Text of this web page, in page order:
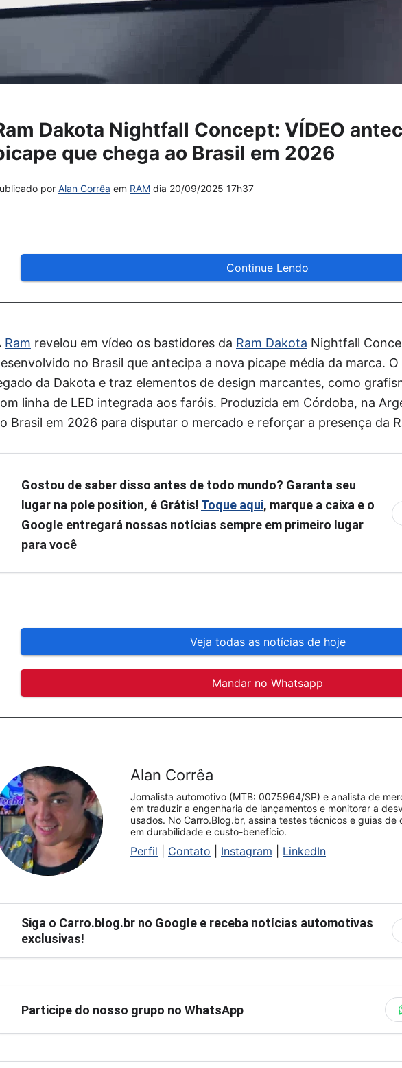
Dakota Nightfall Concept: VÍDEO
que chega ao Brasil em 2026
por Alan Corrêa em RAM dia 20/09/2025 17h37
Continue Lendo
Ram revelou em vídeo os bastidores da Ram Dakota Nightfall
no Brasil que antecipa a nova picape média da marca.
da Dakota e traz elementos de design marcantes, como
linha de LED integrada aos faróis. Produzida em Córdoba, na
Brasil em 2026 para disputar o mercado e reforçar a presença da
Gostou de saber disso antes de todo mundo? Garanta seu
lugar na pole position, é Grátis! Toque aqui, marque a caixa e o
Google entregará nossas notícias sempre em primeiro lugar
para você
Veja todas as notícias de hoje
Mandar no Whatsapp
Alan Corrêa
Jornalista automotivo (MTB: 0075964/SP) e analista de
em traduzir a engenharia de lançamentos e monitorar a
usados. No Carro.Blog.br, assina testes técnicos e guias de
em durabilidade e custo-benefício.
Perfil Contato Instagram LinkedIn
Siga o Carro.blog.br no Google e receba notícias automotivas
exclusivas!
Participe do nosso grupo no WhatsApp